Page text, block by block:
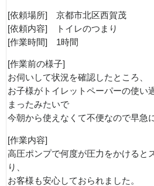
[依頼場所] 京都市北区西賀茂
[依頼内容] トイレのつまり
[作業時間] 1時間
[作業前の様子]
お伺いして状況を確認したところ、
お子様がトイレットペーパーの使い
まったみたいで
今朝から使えなくて不便なので早急
[作業内容]
高圧ポンプで何度が圧力をかけると
り、
お客様も安心しておられました。